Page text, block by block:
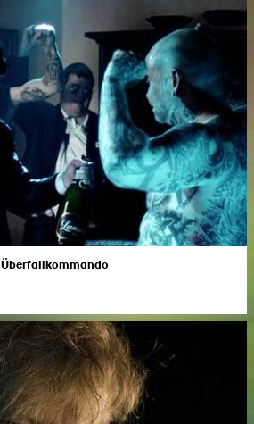
Überfallkommando